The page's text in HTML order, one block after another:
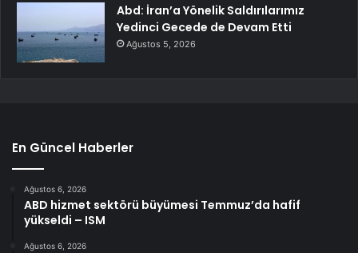
Abd: İran’a Yönelik Saldırılarımız
Yedinci Gecede de Devam Etti
Ağustos 5, 2026
En Güncel Haberler
Ağustos 6, 2026
ABD hizmet sektörü büyümesi Temmuz’da hafif
yükseldi – ISM
Ağustos 6, 2026